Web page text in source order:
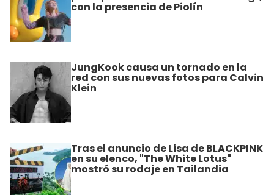
con la presencia de Piolín
JungKook causa un tornado en la
red con sus nuevas fotos para Calvin
Klein
Tras el anuncio de Lisa de BLACKPINK
en su elenco, "The White Lotus"
mostró su rodaje en Tailandia